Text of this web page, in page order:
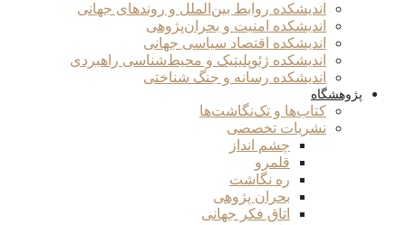
اندیشکده روابط بین‌الملل و روندهای جهانی
اندیشکده امنیت و بحران‌پژوهی
اندیشکده اقتصاد سیاسی جهانی
اندیشکده ژئوپلیتیک و محیط‌شناسی راهبردی
اندیشکده رسانه و جنگ شناختی
پژوهشگاه
کتاب‌ها و تک‌نگاشت‌ها
نشریات تخصصی
چشم انداز
قلمرو
ره نگاشت
بحران پژوهی
اتاق فکر جهانی